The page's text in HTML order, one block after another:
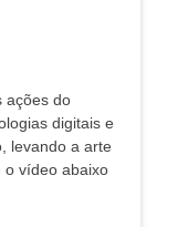
ações do
digitais e
levando a arte
o vídeo abaixo